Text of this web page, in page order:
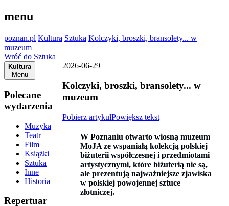
menu
poznan.pl Kultura Sztuka Kolczyki, broszki, bransolety... w
muzeum
Wróć do Sztuka
Kultura
Menu
Polecane
wydarzenia
Muzyka
Teatr
Film
Książki
Sztuka
Inne
Historia
Repertuar
2026-06-29
Kolczyki, broszki, bransolety... w
muzeum
Pobierz artykułPowiększ tekst
W Poznaniu otwarto wiosną muzeum
MoJA ze wspaniałą kolekcją polskiej
biżuterii współczesnej i przedmiotami
artystycznymi, które biżuterią nie są,
ale prezentują najważniejsze zjawiska
w polskiej powojennej sztuce
złotniczej.